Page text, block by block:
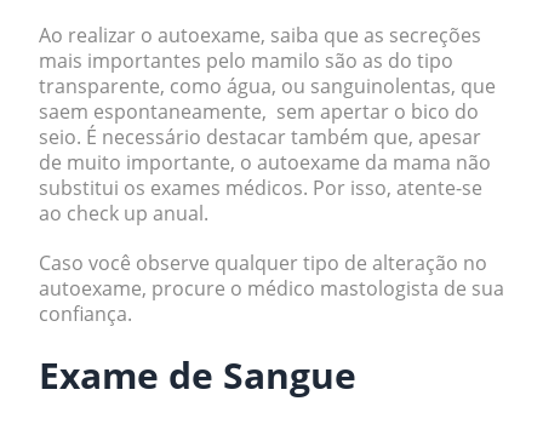
Ao realizar o autoexame, saiba que as secreções
mais importantes pelo mamilo são as do tipo
transparente, como água, ou sanguinolentas, que
saem espontaneamente, sem apertar o bico do
seio. É necessário destacar também que, apesar
de muito importante, o autoexame da mama não
substitui os exames médicos. Por isso, atente-se
ao check up anual.
Caso você observe qualquer tipo de alteração no
autoexame, procure o médico mastologista de sua
confiança.
Exame de Sangue